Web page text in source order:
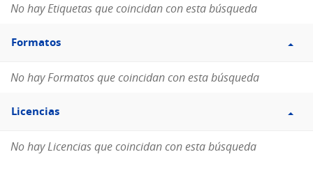
No hay Etiquetas que coincidan con esta búsqueda
Filtro
Formatos
Formatos
No hay Formatos que coincidan con esta búsqueda
Filtro
Licencias
Licencias
No hay Licencias que coincidan con esta búsqueda